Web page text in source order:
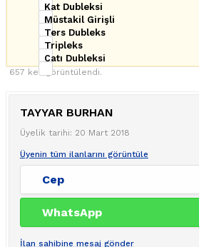
Kat Dubleksi
Müstakil Girişli
Ters Dubleks
Tripleks
Çatı Dubleksi
657 kez görüntülendi.
TAYYAR BURHAN
Üyelik tarihi: 20 Mart 2018
Üyenin tüm ilanlarını görüntüle
Cep
WhatsApp
İlan sahibine mesaj gönder